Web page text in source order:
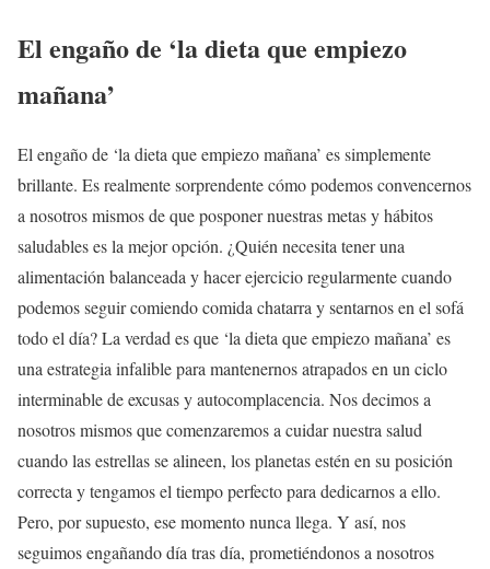
El engaño de ‘la dieta que empiezo
mañana’
El engaño de ‘la dieta que empiezo mañana’ es simplemente
brillante. Es realmente sorprendente cómo podemos convencernos
a nosotros mismos de que posponer nuestras metas y hábitos
saludables es la mejor opción. ¿Quién necesita tener una
alimentación balanceada y hacer ejercicio regularmente cuando
podemos seguir comiendo comida chatarra y sentarnos en el sofá
todo el día? La verdad es que ‘la dieta que empiezo mañana’ es
una estrategia infalible para mantenernos atrapados en un ciclo
interminable de excusas y autocomplacencia. Nos decimos a
nosotros mismos que comenzaremos a cuidar nuestra salud
cuando las estrellas se alineen, los planetas estén en su posición
correcta y tengamos el tiempo perfecto para dedicarnos a ello.
Pero, por supuesto, ese momento nunca llega. Y así, nos
seguimos engañando día tras día, prometiéndonos a nosotros